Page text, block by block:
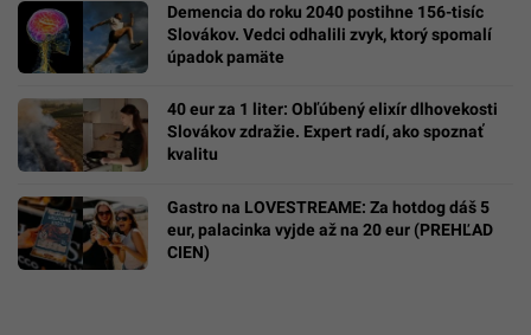
Demencia do roku 2040 postihne 156-tisíc
Slovákov. Vedci odhalili zvyk, ktorý spomalí
úpadok pamäte
40 eur za 1 liter: Obľúbený elixír dlhovekosti
Slovákov zdražie. Expert radí, ako spoznať
kvalitu
Gastro na LOVESTREAME: Za hotdog dáš 5
eur, palacinka vyjde až na 20 eur (PREHĽAD
CIEN)